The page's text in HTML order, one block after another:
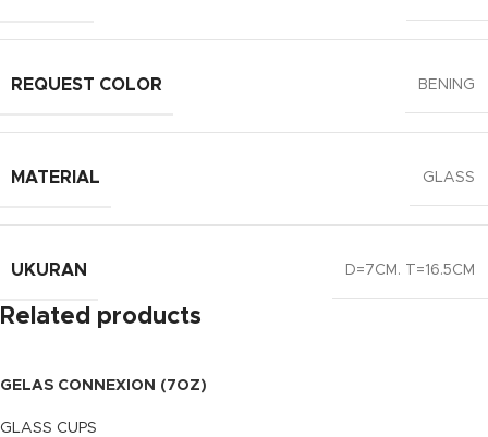
REQUEST COLOR BENING
MATERIAL GLASS
UKURAN D=7CM. T=16.5CM
Related products
GELAS CONNEXION (7OZ)
GLASS CUPS